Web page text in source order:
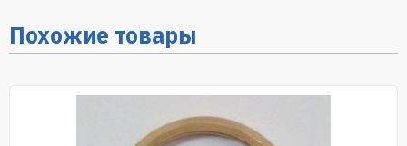
Похожие товары